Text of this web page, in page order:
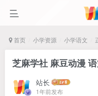
首页 小学资源 小学语文
芝麻学社 麻豆动漫
站长
1年前发布